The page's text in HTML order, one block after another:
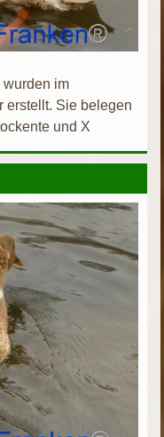
im
erstellt. Sie belegen
und X